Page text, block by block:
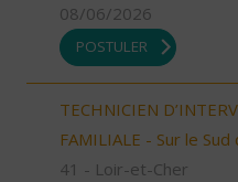
08/06/2026
POSTULER
TECHNICIEN
FAMILIALE - Sur le
41 - Loir-et-Cher